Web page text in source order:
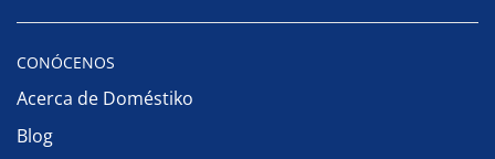
CONÓCENOS
Acerca de Doméstiko
Blog